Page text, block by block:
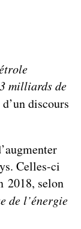
milliards de
discours
Celles-ci
2018, selon
de l’énergie